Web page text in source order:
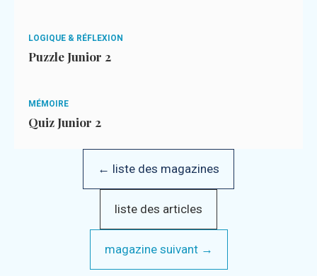
LOGIQUE & RÉFLEXION
Puzzle Junior 2
MÉMOIRE
Quiz Junior 2
← liste des magazines
liste des articles
magazine suivant →